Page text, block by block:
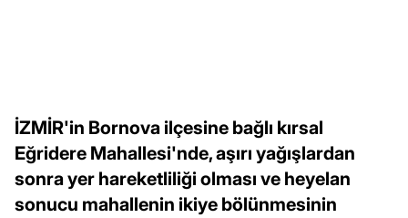
İZMİR'in Bornova ilçesine bağlı kırsal
Eğridere Mahallesi'nde, aşırı yağışlardan
sonra yer hareketliliği olması ve heyelan
sonucu mahallenin ikiye bölünmesinin